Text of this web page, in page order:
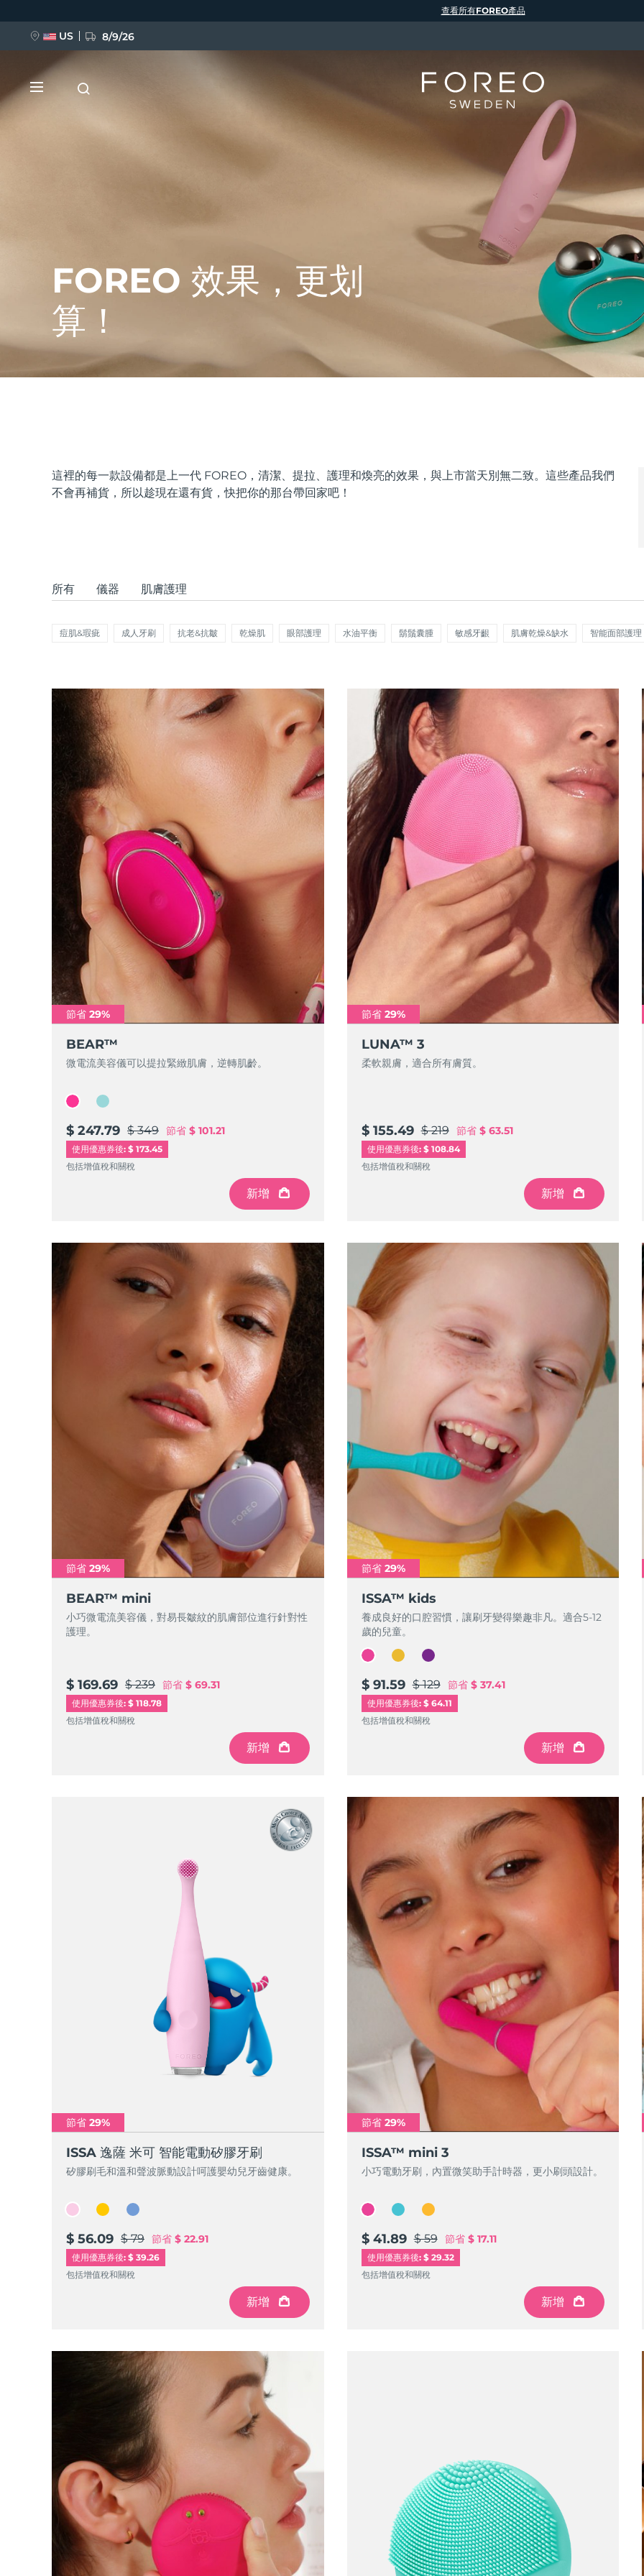
FOREO 效果，更划
算！
這裡的每一款設備都是上一代 FOREO，清潔、提拉、護理和煥亮的效果，與上市當天別無二致。這些產品我們
不會再補貨，所以趁現在還有貨，快把你的那台帶回家吧！
所有 儀器 肌膚護理
痘肌&瑕疵 成人牙刷 抗老&抗皺 乾燥肌 眼部護理 水油平衡 鬍鬚囊腫 敏感牙齦 肌膚乾燥&缺水 智能面部護理
節省 29%
BEAR™
微電流美容儀可以提拉緊緻肌膚，逆轉肌齡。
$ 247.79 $ 349 節省 $ 101.21
使用優惠券後: $ 173.45
包括增值稅和關稅
新增
節省 29%
LUNA™ 3
柔軟親膚，適合所有膚質。
$ 155.49 $ 219 節省 $ 63.51
使用優惠券後: $ 108.84
包括增值稅和關稅
新增
節省 29%
BEAR™ mini
小巧微電流美容儀，對易長皺紋的肌膚部位進行針對性
護理。
$ 169.69 $ 239 節省 $ 69.31
使用優惠券後: $ 118.78
包括增值稅和關稅
新增
節省 29%
ISSA™ kids
養成良好的口腔習慣，讓刷牙變得樂趣非凡。適合5-12
歲的兒童。
$ 91.59 $ 129 節省 $ 37.41
使用優惠券後: $ 64.11
包括增值稅和關稅
新增
節省 29%
ISSA 逸薩 米可 智能電動矽膠牙刷
矽膠刷毛和溫和聲波脈動設計呵護嬰幼兒牙齒健康。
$ 56.09 $ 79 節省 $ 22.91
使用優惠券後: $ 39.26
包括增值稅和關稅
新增
節省 29%
ISSA™ mini 3
小巧電動牙刷，內置微笑助手計時器，更小刷頭設計。
$ 41.89 $ 59 節省 $ 17.11
使用優惠券後: $ 29.32
包括增值稅和關稅
新增
查看所有FOREO產品
US 8/9/26
FAQ™ Pure Beauty-Tech Elixir
issa™ Teeth Whitening Set
熱門產品
瑞典美膚護理
面部清潔
LUNA™ 4 套裝
Anti-aging massage
LUNA™ 4 Plus
Massage, LED heating
LUNA™ 4 Men
For men, anti-aging massage
LUNA™ 4 mini
For travel or gym bag
LUNA™護膚
Premium cleansers & balm
緊致提拉
BEAR™ 2 套裝
Microcurrent toning
BEAR™ 2 go
Microcurrent toning on-the-go
BEAR™ 2 eyes & lips
Microcurrent line smoothing device
面部提拉護理
All premium facelift devices
UFO™ 3 套裝
Deep facial hydration
UFO™ 3 LED
Near-infrared and red light therapy device
UFO™ 3 mini
Red light therapy device for young skin
UFO™ 3 go
面膜
All deep facial hydration devices
口腔護理
issa™ 4
Hybrid silicone sonic toothbrush
issa™ 4 plus
Smart hybrid silicone sonic toothbrush
issa™ 4 smile
Hybrid silicone sonic toothbrush
issa™ 4 baby
issa™ Teeth Whitening Set
Dual LED + sonic device & 18% PAP gel
All silicone sonic toothbrushes
FAQ™ 抗老護理
抗老
FAQ™ 101
Clinical anti-aging
FAQ™ 102
Advanced clinical anti-aging
FAQ™ 103
Luxurious clinical anti-aging set
Manuka honey primer
FAQ™護膚品
All FAQ™ skincare
All anti-aging treatments
NEW
FAQ™ 201
LED mask
FAQ™ 202
LED mask
FAQ™ 211
Anti-aging neck & décolleté LED mask
Anti-aging LED hand mask
FAQ™護膚品
All FAQ™ skincare
All LED treatments
FAQ™ 301
LED hair strengthening scalp massager
FAQ™ Scalp Serum
Scalp recovery probiotic serum
FAQ™護膚品
All FAQ™ skincare
FAQ™產品
FAQ™ 501
Full-Spectrum Red Light Therapy
FAQ™ 502
Full-Spectrum Red Light Therapy
FAQ™ Red Light Serum
FAQ™ skincare
FAQ™ products
All toning treatments
脫毛
PEACH™ 2 Pro Max
Professional IPL hair removal device
PEACH™ 2
IPL hair removal
PEACH™ 2 go
Travel-friendly IPL hair removal
PEACH™ Cooling Prep Gel
Cooling IPL hair removal gel
身體護理
Microcurrent body toning
LUNA™ 4 body
Massaging body brush
SUPERCHARGED™ serum
Firming body serum
ESPADA™ 2 plus
Recurring acne LED therapy
Acne treatment device
ESPADA™ Blemish Solution
Concentrated acne gel
ESPADA™ 設備
All acne treatment devices
眼部護理
BEAR™ 2 eyes & lips
Microcurrent line smoothing device
Rejuvenating eye massager
眼部護膚
Advanced eye care treatment
眼部護理設備
All revitalizing eye massagers
KIWI™ derma
Diamond microdermabrasion .
KIWI™
Blackhead remover
KIWI™ 皮肤护理
護發
LUNA™ 4 hair
2-in-1 LED scalp massager
FLIP™ play advanced
LED light hairbrush
LUNA™ Dual-Peptide Scalp
Serum
For healthy hair
issa™ Teeth Whitening Set
Dual LED + sonic device & 18% PAP gel
issa™ Teeth Whitening Gel